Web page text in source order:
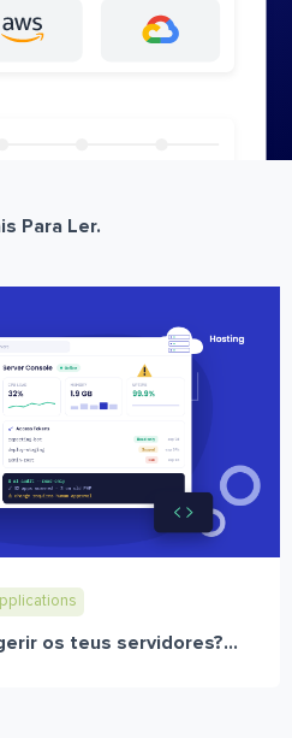
Para Ler.
os teus servidores?...